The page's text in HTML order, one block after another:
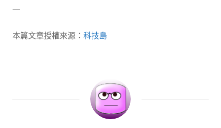
—
本篇文章授權來源： 科技島